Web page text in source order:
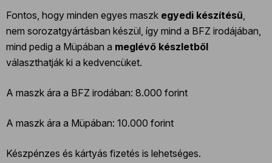
Fontos, hogy minden egyes maszk egyedi készítésű
nem sorozatgyártásban készül, így mind a BFZ irodájában,
mind pedig a Müpában a meglévő készletből
választhatják ki a kedvencüket.
A maszk ára a BFZ irodában: 8.000 forint
A maszk ára a Müpában: 10.000 forint
Készpénzes és kártyás fizetés is lehetséges.